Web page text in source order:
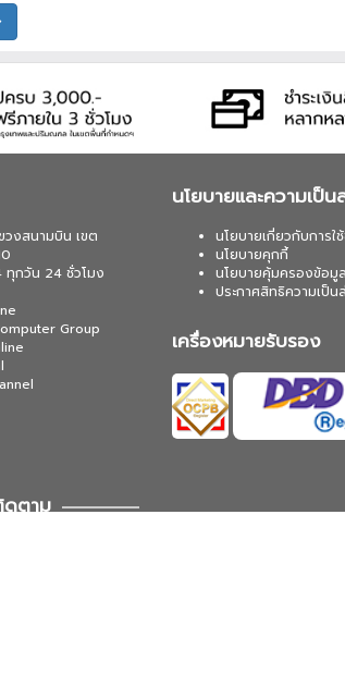
วงสนามบิน เขต
ทุกวัน 24 ชั่วโมง
Group
นโยบายและความเป็
นโยบายเกี่ยวกับการ
นโยบายคุกกี้
นโยบายคุ้มครองข้อมู
ประกาศสิทธิความเป็
เครื่องหมายรับรอง
ดตาม